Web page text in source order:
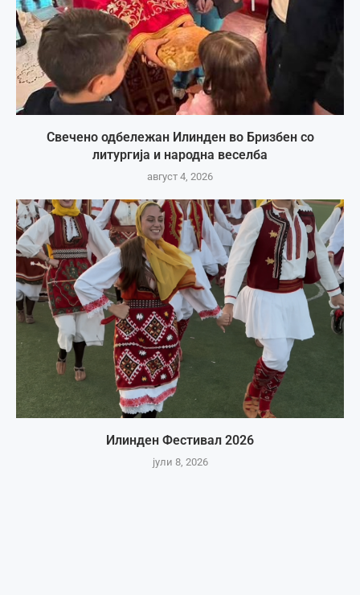
Свечено одбележан Илинден во Бризбен со
литургија и народна веселба
август 4, 2026
Илинден Фестивал 2026
јули 8, 2026